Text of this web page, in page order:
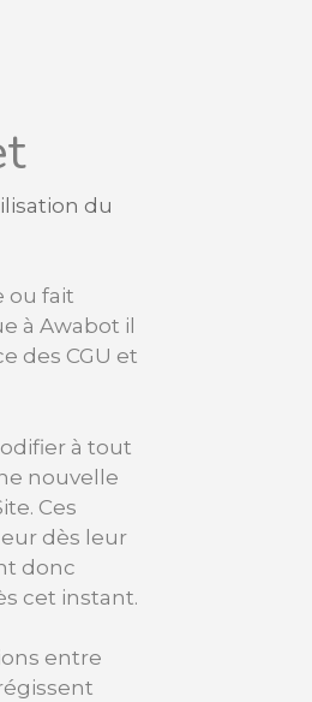
du
ou fait
à Awabot il
des CGU et
à tout
nouvelle
Ces
dès leur
donc
cet instant.
entre